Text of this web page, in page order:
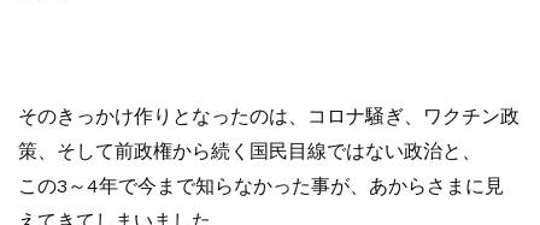
そのきっかけ作りとなったのは、コロナ騒ぎ、ワクチン政
策、そして前政権から続く国民目線ではない政治と、
この3～4年で今まで知らなかった事が、あからさまに見